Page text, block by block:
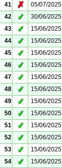
41
✗ 05/07/2025
42
✓ 30/06/2025
43
✓ 15/06/2025
44
✓ 15/06/2025
45
✓ 15/06/2025
46
✓ 15/06/2025
47
✓ 15/06/2025
48
✓ 15/06/2025
49
✓ 15/06/2025
50
✓ 15/06/2025
51
✓ 15/06/2025
52
✓ 15/06/2025
53
✓ 15/06/2025
54
✓ 15/06/2025